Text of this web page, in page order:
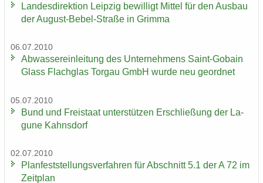
Lan­des­di­rek­ti­on Leip­zig be­wil­ligt Mit­tel für den Aus­bau
der August-​Bebel-Straße in Grim­ma
06.07.2010
Ab­was­ser­ein­lei­tung des Un­ter­neh­mens Saint-​Gobain
Glass Flach­glas Tor­gau GmbH wurde neu ge­ord­net
05.07.2010
Bund und Frei­staat un­ter­stüt­zen Er­schlie­ßung der La­
gu­ne Kahns­dorf
02.07.2010
Plan­fest­stel­lungs­ver­fah­ren für Ab­schnitt 5.1 der A 72 im
Zeit­plan